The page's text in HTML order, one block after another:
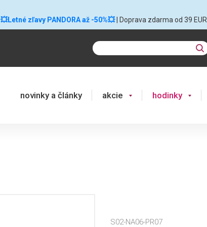
💥Letné zľavy PANDORA až -50%💥 | Doprava zdarma od 39 EUR
novinky a články akcie hodinky
S02-NA06-PR07